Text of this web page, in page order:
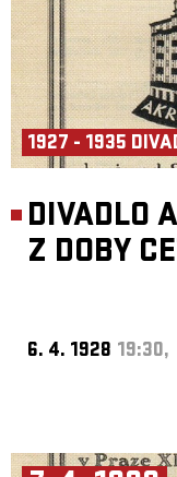
1927 - 1935
DIVADLO
Z DOBY
6. 4. 1928 19:30,